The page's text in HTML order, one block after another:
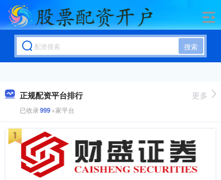
搜索
正规配资平台排行
已收录999+家平台
更多